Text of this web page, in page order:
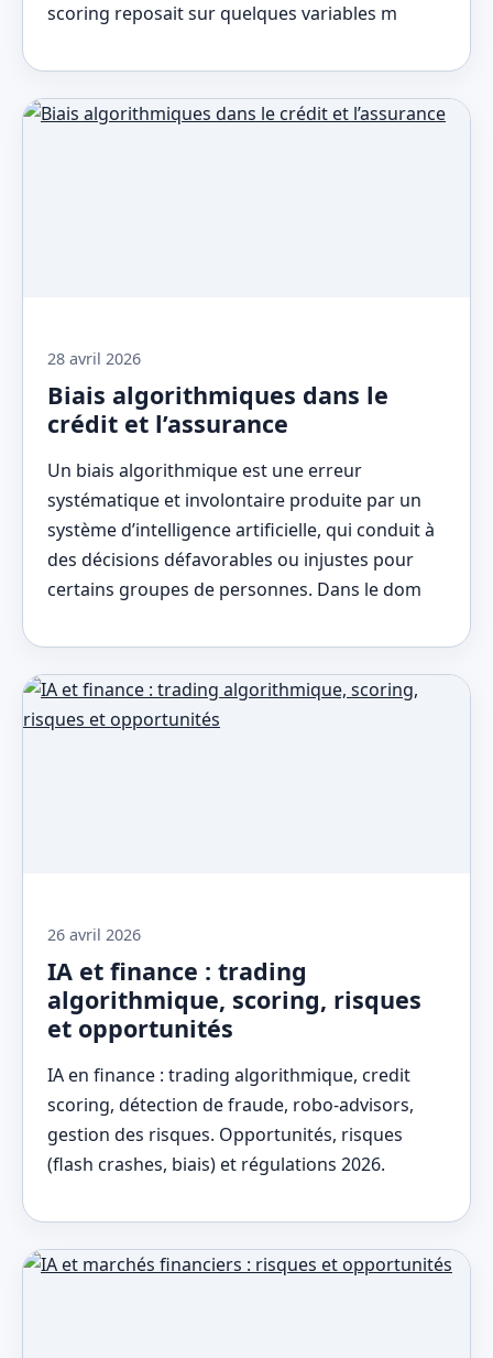
scoring reposait sur quelques variables m
28 avril 2026
Biais algorithmiques dans le
crédit et l’assurance
Un biais algorithmique est une erreur
systématique et involontaire produite par un
système d’intelligence artificielle, qui conduit à
des décisions défavorables ou injustes pour
certains groupes de personnes. Dans le dom
26 avril 2026
IA et finance : trading
algorithmique, scoring, risques
et opportunités
IA en finance : trading algorithmique, credit
scoring, détection de fraude, robo-advisors,
gestion des risques. Opportunités, risques
(flash crashes, biais) et régulations 2026.